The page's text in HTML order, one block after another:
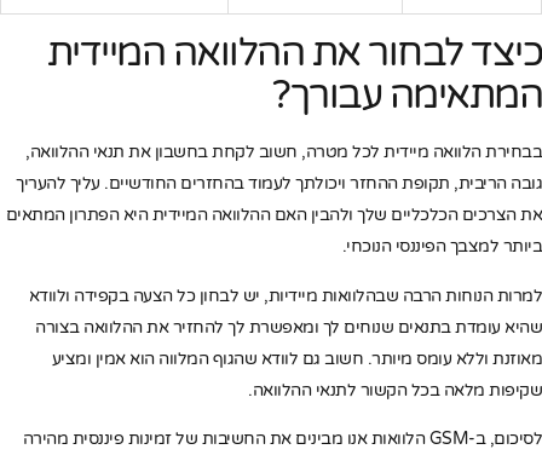
כיצד לבחור את ההלוואה המיידית
המתאימה עבורך?
בבחירת הלוואה מיידית לכל מטרה, חשוב לקחת בחשבון את תנאי ההלוואה,
גובה הריבית, תקופת ההחזר ויכולתך לעמוד בהחזרים החודשיים. עליך להעריך
את הצרכים הכלכליים שלך ולהבין האם ההלוואה המיידית היא הפתרון המתאים
ביותר למצבך הפיננסי הנוכחי.
למרות הנוחות הרבה שבהלוואות מיידיות, יש לבחון כל הצעה בקפידה ולוודא
שהיא עומדת בתנאים שנוחים לך ומאפשרת לך להחזיר את ההלוואה בצורה
מאוזנת וללא עומס מיותר. חשוב גם לוודא שהגוף המלווה הוא אמין ומציע
שקיפות מלאה בכל הקשור לתנאי ההלוואה.
לסיכום, ב-GSM הלוואות אנו מבינים את החשיבות של זמינות פיננסית מהירה